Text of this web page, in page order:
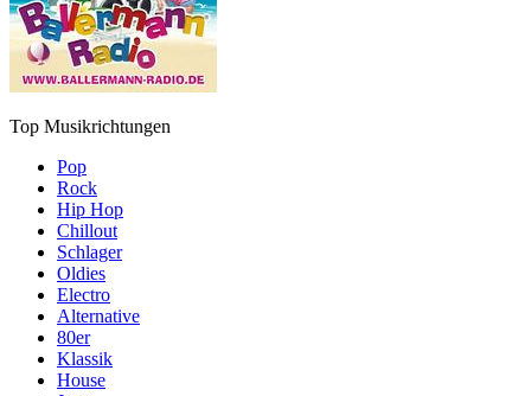
Top Musikrichtungen
Pop
Rock
Hip Hop
Chillout
Schlager
Oldies
Electro
Alternative
80er
Klassik
House